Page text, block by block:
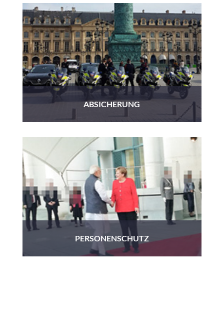
ABSICHERUNG
PERSONENSCHUTZ